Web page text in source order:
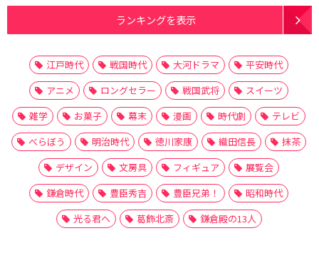
ランキングを表示
江戸時代 戦国時代 大河ドラマ
平安時代
アニメ
ロングセラー 戦国武将
スイーツ
雑学
お菓子 幕末 漫画 時代劇
テレビ
べらぼう
明治時代 徳川家康 織田信長
抹茶
デザイン
文房具 フィギュア
展覧会
鎌倉時代
豊臣秀吉 豊臣兄弟！
昭和時代
光る君へ
葛飾北斎 鎌倉殿の13人